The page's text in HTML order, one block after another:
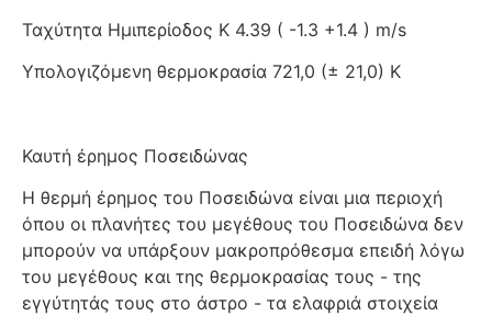
Ταχύτητα Ημιπερίοδος K 4.39 ( -1.3 +1.4 ) m/s
Υπολογιζόμενη θερμοκρασία 721,0 (± 21,0) K
Καυτή έρημος Ποσειδώνας
Η θερμή έρημος του Ποσειδώνα είναι μια περιοχή
όπου οι πλανήτες του μεγέθους του Ποσειδώνα δεν
μπορούν να υπάρξουν μακροπρόθεσμα επειδή λόγω
του μεγέθους και της θερμοκρασίας τους - της
εγγύτητάς τους στο άστρο - τα ελαφριά στοιχεία